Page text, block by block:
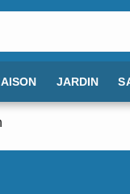
JARDIN